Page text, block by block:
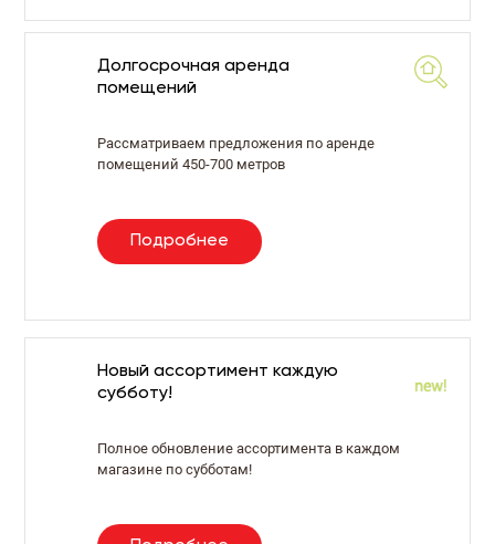
Долгосрочная аренда
помещений
Рассматриваем предложения по аренде
помещений 450-700 метров
Подробнее
Новый ассортимент каждую
субботу!
Полное обновление ассортимента в каждом
магазине по субботам!